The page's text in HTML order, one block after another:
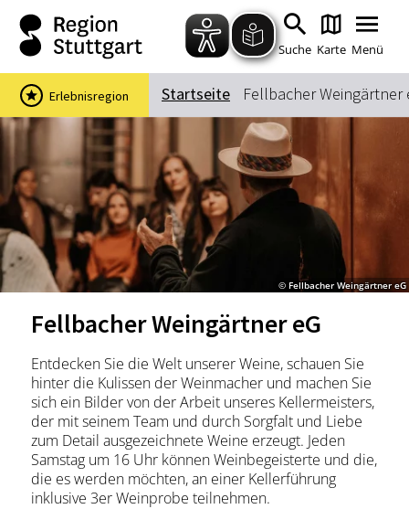
Zum Hauptinhalt springen
Zur Suche springen
Zur Hauptnavigation
Zum Footer springen
Suche Karte Menü
Suchbegriff
Das könnte Sie interessieren
Stadtführungen
Events & Tickets
Ausflugsziele
Erlebnisse
Wein
Radfahren
Wandern
Startseite Fellbacher Weingärtner
Erlebnisregion
© Fellbacher Weingärtner eG
Fellbacher Weingärtner eG
Entdecken Sie die Welt unserer Weine, schauen Sie
hinter die Kulissen der Weinmacher und machen Sie
sich ein Bilder von der Arbeit unseres Kellermeisters,
der mit seinem Team und durch Sorgfalt und Liebe
zum Detail ausgezeichnete Weine erzeugt. Jeden
Samstag um 16 Uhr können Weinbegeisterte und die,
die es werden möchten, an einer Kellerführung
inklusive 3er Weinprobe teilnehmen.